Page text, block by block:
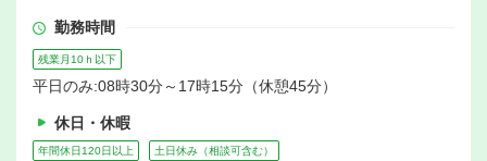
勤務時間
残業月10ｈ以下
平日のみ:08時30分～17時15分（休憩45分）
休日・休暇
年間休日120日以上 土日休み（相談可含む）